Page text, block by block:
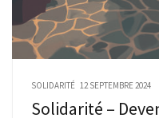
SOLIDARITÉ 12 SEPTEMBRE 2024
Solidarité –